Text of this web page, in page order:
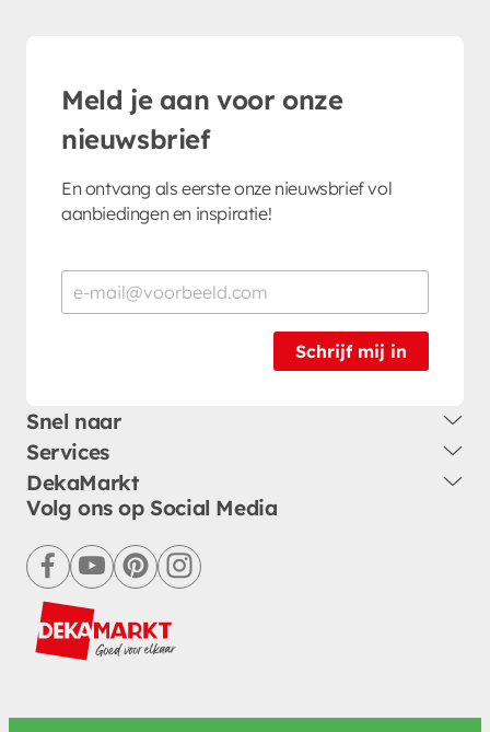
Meld je aan voor onze
nieuwsbrief
En ontvang als eerste onze nieuwsbrief vol
aanbiedingen en inspiratie!
Schrijf mij in
Snel naar
Services
DekaMarkt
Volg ons op Social Media
facebookyoutubepinterestinstagram